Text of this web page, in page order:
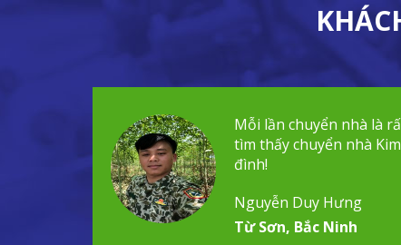
Mỗi lần chuyển nhà là
tìm thấy chuyển nhà
đình!
Nguyễn Duy Hưng
Từ Sơn, Bắc Ninh